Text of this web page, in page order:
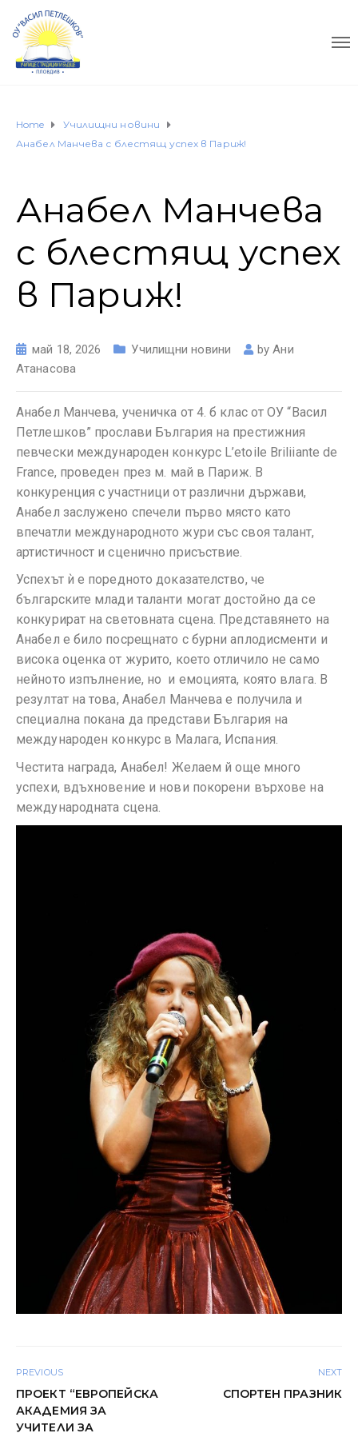
Home
Училищни новини
Анабел Манчева с блестящ успех в Париж!
Анабел Манчева
с блестящ успех
в Париж!
май 18, 2026 Училищни новини byАни
Атанасова
Анабел Манчева, ученичка от 4. б клас от ОУ “Васил
Петлешков” прослави България на престижния
певчески международен конкурс L’etoile Briliiante de
France, проведен през м. май в Париж. В
конкуренция с участници от различни държави,
Анабел заслужено спечели първо място като
впечатли международното жури със своя талант,
артистичност и сценично присъствие.
Успехът ѝ е поредното доказателство, че
българските млади таланти могат достойно да се
конкурират на световната сцена. Представянето на
Анабел е било посрещнато с бурни аплодисменти и
висока оценка от журито, което отличило не само
нейното изпълнение, но и емоцията, която влага. В
резултат на това, Анабел Манчева е получила и
специална покана да представи България на
международен конкурс в Малага, Испания.
Честита награда, Анабел! Желаем й още много
успехи, вдъхновение и нови покорени върхове на
международната сцена.
PREVIOUS
ПРОЕКТ “ЕВРОПЕЙСКА
АКАДЕМИЯ ЗА
УЧИТЕЛИ ЗА
NEXT
СПОРТЕН ПРАЗНИК